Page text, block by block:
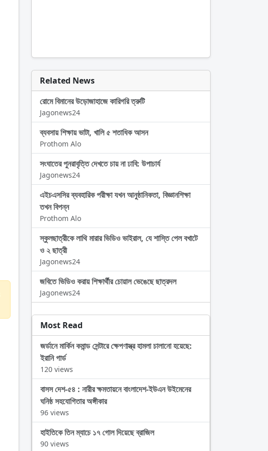
Related News
রোমে বিমানের উড়োজাহাজে কারিগরি ত্রুটি
Jagonews24
ব্যবসায় শিক্ষায় ভাটা, খালি ৫ শতাধিক আসন
Prothom Alo
সংঘাতের পুনরাবৃত্তি দেখতে চায় না ঢাবি: উপাচার্য
Jagonews24
এইচএসসির ব্যবহারিক পরীক্ষা যখন আনুষ্ঠানিকতা, বিজ্ঞানশিক্ষা
তখন বিপন্ন
Prothom Alo
স্কুলছাত্রীকে লাথি মারার ভিডিও ভাইরাল, যে শাস্তি পেল বখাটে
ও ২ ছাত্রী
Jagonews24
জবিতে ভিডিও করায় শিক্ষার্থীর চোয়াল ভেঙেছে ছাত্রদল
Jagonews24
Most Read
জর্ডানে মার্কিন কমান্ড সেন্টারে ক্ষেপণাস্ত্র হামলা চালানো হয়েছে:
ইরানি গার্ড
120 views
বাসস দেশ-৫৪ : নারীর ক্ষমতায়নে বাংলাদেশ-ইউএন উইমেনের
ঘনিষ্ঠ সহযোগিতার অঙ্গীকার
96 views
হাইতিকে তিন ম্যাচে ১৭ গোল দিয়েছে ব্রাজিল
90 views